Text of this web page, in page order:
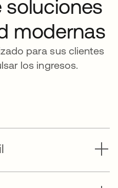
soluciones
modernas
para sus clientes
los ingresos.